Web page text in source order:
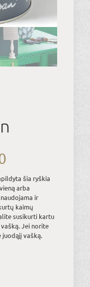
Price
range:
€10.00
through
€32.00
šia ryškia
arba
ir
kaimų
susikurti kartu
Jei norite
vašką.